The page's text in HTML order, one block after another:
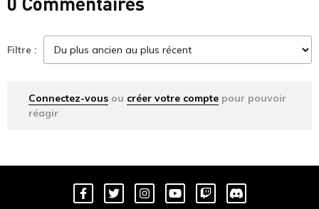
Filtre :
Connectez-vous ou créer votre compte pour pouvoir
réagir